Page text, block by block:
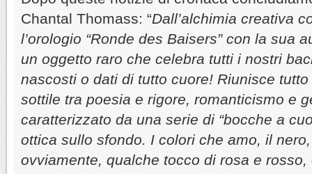
Chantal Thomass: “Dall’alchimia creativa
l’orologio “Ronde des Baisers” con la sua
un oggetto raro che celebra tutti i nostri
nascosti o dati di tutto cuore! Riunisce
sottile tra poesia e rigore, romanticismo e
caratterizzato da una serie di “bocche a
ottica sullo sfondo. I colori che amo, il
ovviamente, qualche tocco di rosa e